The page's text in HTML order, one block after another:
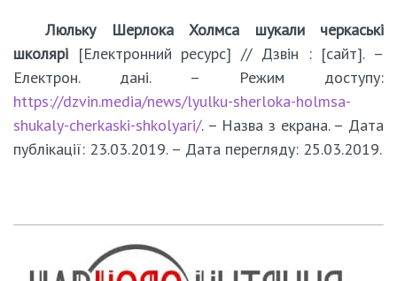
Люльку Шерлока Холмса шукали черкаські
школярі [Електронний ресурс] // Дзвін : [сайт]. –
Електрон. дані. – Режим доступу:
https://dzvin.media/news/lyulku-sherloka-holmsa-
shukaly-cherkaski-shkolyari/. – Назва з екрана. – Дата
публікації: 23.03.2019. – Дата перегляду: 25.03.2019.